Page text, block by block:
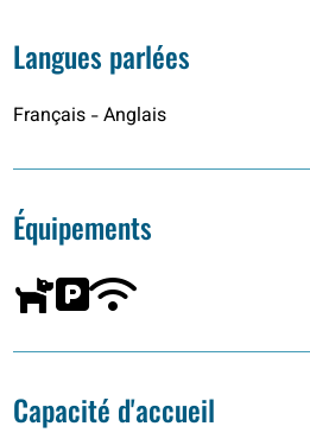
Langues parlées
Français - Anglais
Équipements
Capacité d'accueil